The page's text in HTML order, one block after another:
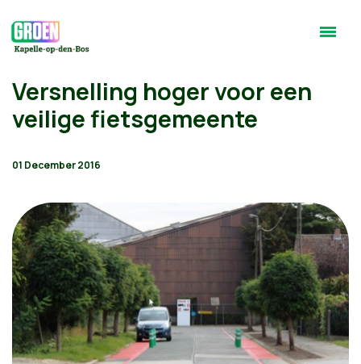
Versnelling hoger voor een
veilige fietsgemeente
01 December 2016